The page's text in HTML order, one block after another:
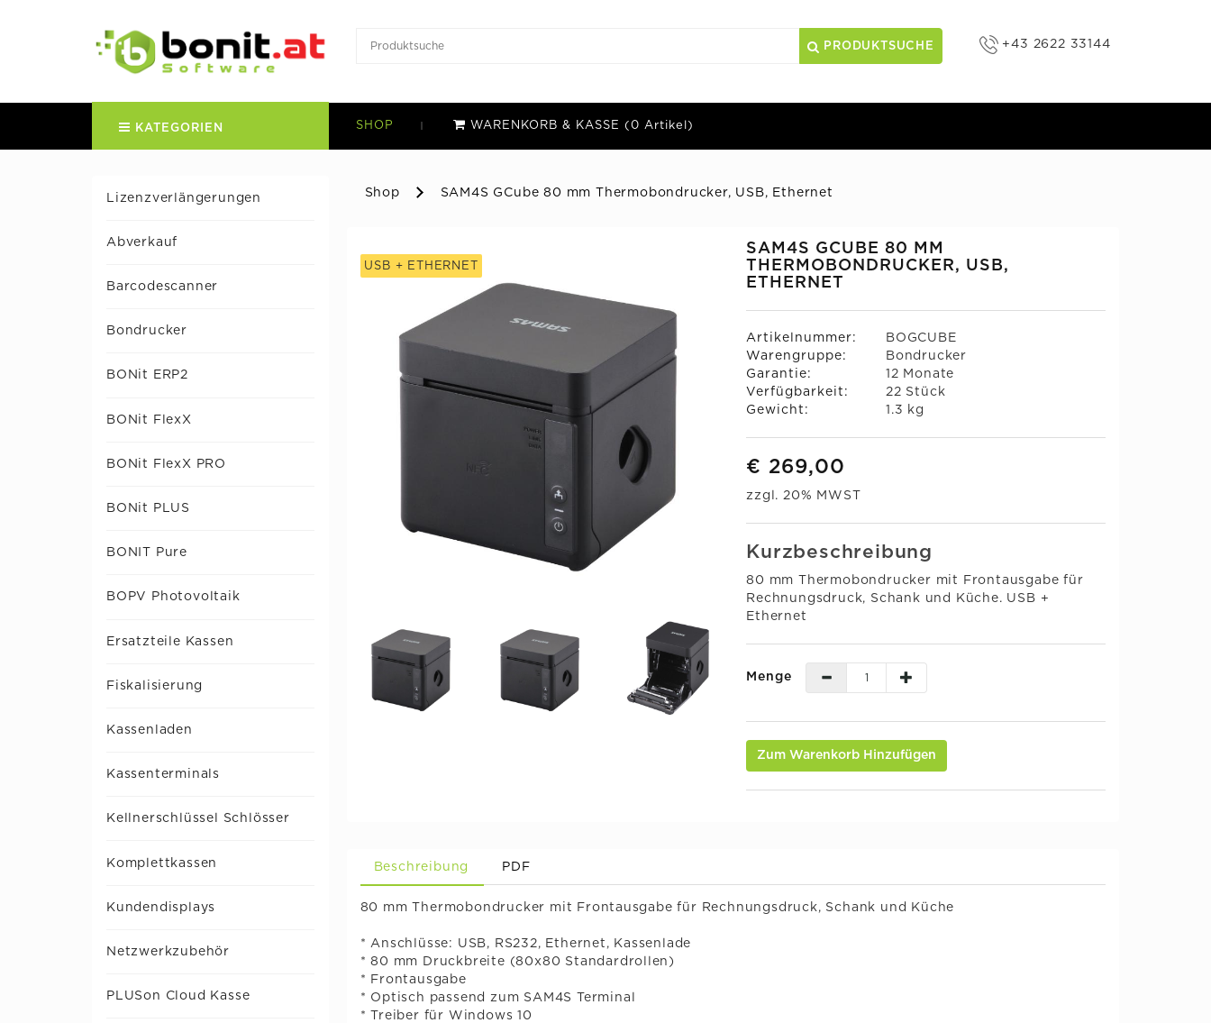
PRODUKTSUCHE +43 2622 33144
SHOP WARENKORB & KASSE (0 Artikel)
KATEGORIEN
Lizenzverlängerungen
Abverkauf
Barcodescanner
Bondrucker
BONit ERP2
BONit FlexX
BONit FlexX PRO
BONit PLUS
BONIT Pure
BOPV Photovoltaik
Ersatzteile Kassen
Fiskalisierung
Kassenladen
Kassenterminals
Kellnerschlüssel Schlösser
Komplettkassen
Kundendisplays
Netzwerkzubehör
PLUSon Cloud Kasse
Shop SAM4S GCube 80 mm Thermobondrucker, USB, Ethernet
USB + ETHERNET
SAM4S GCUBE 80 MM
THERMOBONDRUCKER, USB,
ETHERNET
Artikelnummer:
BOGCUBE
Warengruppe:
Bondrucker
Garantie:
12 Monate
Verfügbarkeit:
22 Stück
Gewicht:
1.3 kg
€ 269,00
zzgl. 20% MWST
Kurzbeschreibung
80 mm Thermobondrucker mit Frontausgabe für
Rechnungsdruck, Schank und Küche. USB +
Ethernet
Menge
Zum Warenkorb Hinzufügen
Beschreibung PDF
80 mm Thermobondrucker mit Frontausgabe für Rechnungsdruck, Schank und Küche
* Anschlüsse: USB, RS232, Ethernet, Kassenlade
* 80 mm Druckbreite (80x80 Standardrollen)
* Frontausgabe
* Optisch passend zum SAM4S Terminal
* Treiber für Windows 10